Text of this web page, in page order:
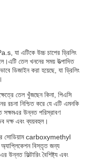
যা এটিকে উচ্চ চাপের ড্রিলিং
তেল খননের সময় উত্পাদিত
ডিজাইন করা হয়েছে, যা ড্রিলিং
তেল খুঁজছেন কিনা, পিএসি
রচনা নিশ্চিত করে যে এটি এমনকি
সক্ষমএর উন্নত পরিস্রাবণ
দক্ষ এবং ব্যয়বহুল।
সোডিয়াম carboxymethyl
বিস্তৃত জন্য
ফিল্টারিং বৈশিষ্ট্য এবং